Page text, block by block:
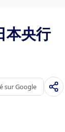
本央行
sur Google